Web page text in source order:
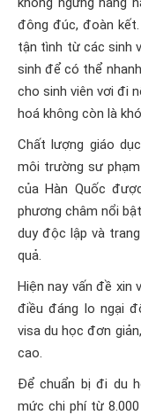
đông đúc, đoàn
tận tình từ các sinh
sinh để có thể
cho sinh viên vơi đi
hoá không còn là
Chất lượng giáo
môi trường sư
của Hàn Quốc
phương châm nổi
duy độc lập và
quả.
Hiện nay vấn đề xin
điều đáng lo ngại
visa du học đơn
cao.
Để chuẩn bị đi du
mức chi phí từ